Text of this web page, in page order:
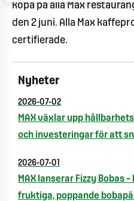
köpa på alla Max
den 2 juni. Alla Max
certifierade.
Nyheter
2026-07-02
MAX växlar upp
och investeringar för att
2026-07-01
MAX lanserar Fizzy Bobas
fruktiga, poppande